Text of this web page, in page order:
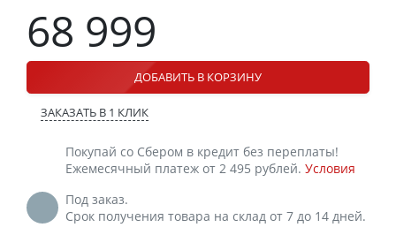
68 999
ДОБАВИТЬ В КОРЗИНУ
ЗАКАЗАТЬ В 1 КЛИК
Покупай со Сбером в кредит без переплаты!
Ежемесячный платеж от 2 495 рублей. Условия
Под заказ.
Срок получения товара на склад от 7 до 14 дней.